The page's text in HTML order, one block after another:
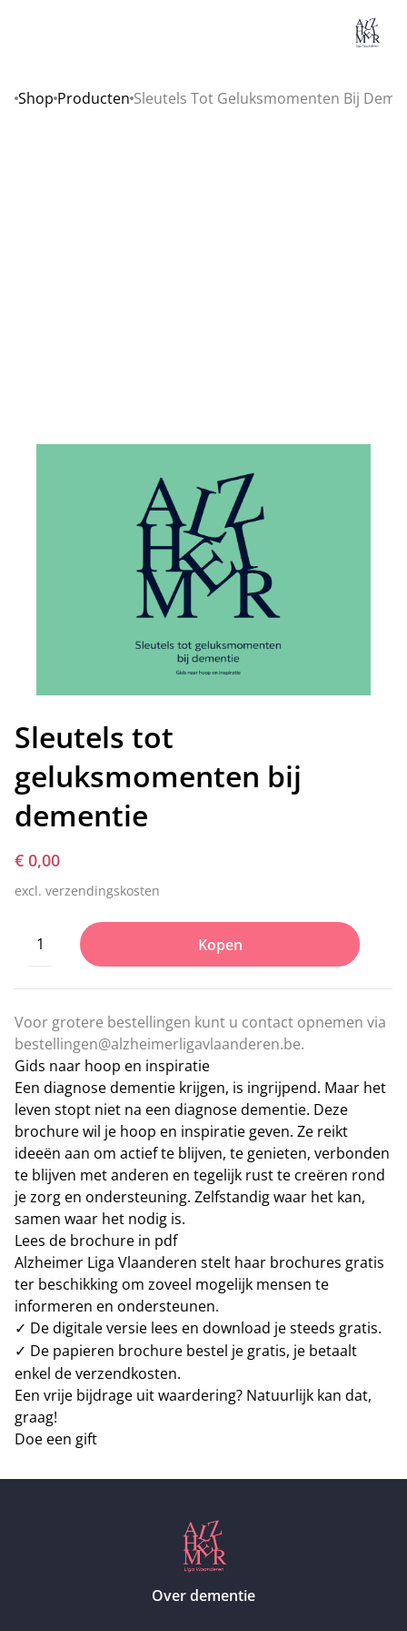
Home
Shop Producten Sleutels Tot Geluksmomenten Bij
Sleutels tot
geluksmomenten bij
dementie
€ 0,00
excl. verzendingskosten
Kopen
Voor grotere bestellingen kunt u contact opnemen via
bestellingen@alzheimerligavlaanderen.be.
Gids naar hoop en inspiratie
Een diagnose dementie krijgen, is ingrijpend. Maar het
leven stopt niet na een diagnose dementie. Deze
brochure wil je hoop en inspiratie geven. Ze reikt
ideeën aan om actief te blijven, te genieten, verbonden
te blijven met anderen en tegelijk rust te creëren rond
je zorg en ondersteuning. Zelfstandig waar het kan,
samen waar het nodig is.
Lees de brochure in pdf
Alzheimer Liga Vlaanderen stelt haar brochures gratis
ter beschikking om zoveel mogelijk mensen te
informeren en ondersteunen.
✓ De digitale versie lees en download je steeds gratis.
✓ De papieren brochure bestel je gratis, je betaalt
enkel de verzendkosten.
Een vrije bijdrage uit waardering? Natuurlijk kan dat,
graag!
Doe een gift
Over dementie